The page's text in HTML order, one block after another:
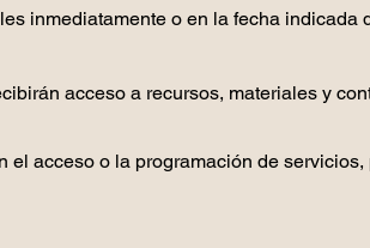
inmediatamente o en la fecha indicada
acceso a recursos, materiales y
acceso o la programación de servicios,